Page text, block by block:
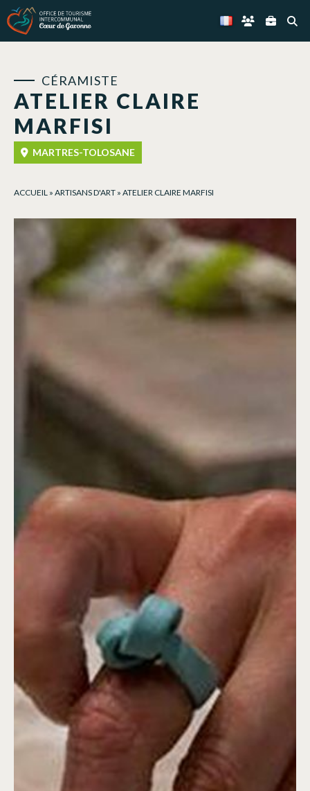
ATELIER CLAIRE
MARFISI
CÉRAMISTE
MARTRES-TOLOSANE
ACCUEIL » ARTISANS D'ART » ATELIER CLAIRE MARFISI
Panneau de gestion des cookies